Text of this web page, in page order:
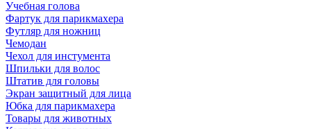
Учебная голова
Фартук для парикмахера
Футляр для ножниц
Чемодан
Чехол для инстумента
Шпильки для волос
Штатив для головы
Экран защитный для лица
Юбка для парикмахера
Товары для животных